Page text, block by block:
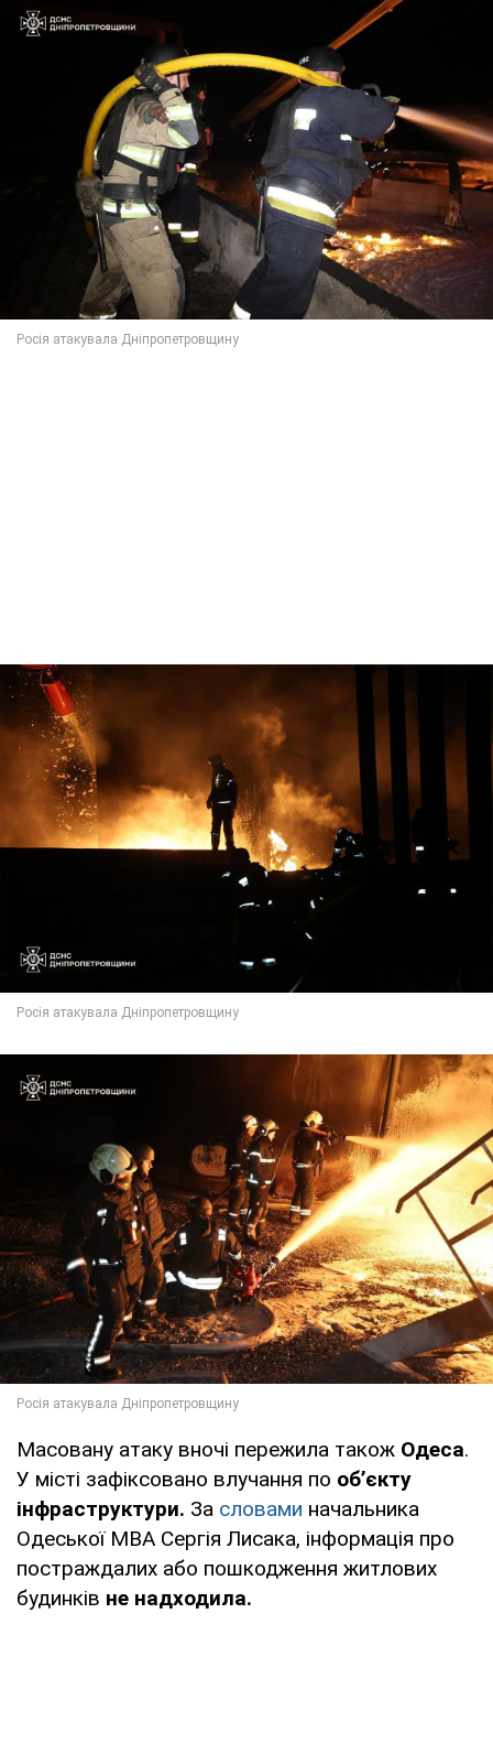
Масовану атаку вночі пережила також Одеса.
У місті зафіксовано влучання по об’єкту
інфраструктури. За словами начальника
Одеської МВА Сергія Лисака, інформація про
постраждалих або пошкодження житлових
будинків не надходила.